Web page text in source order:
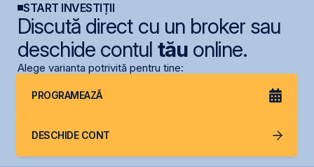
START INVESTIȚII
Discută direct cu un broker sau
deschide contul tăuonline.
Alege varianta potrivită pentru tine:
PROGRAMEAZĂ
DESCHIDE CONT